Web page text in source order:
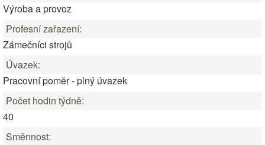
Výroba a provoz
Profesní zařazení:
Zámečníci strojů
Úvazek:
Pracovní poměr - plný úvazek
Počet hodin týdně:
40
Směnnost: